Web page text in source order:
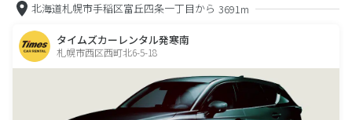
北海道札幌市手稲区富丘四条一丁目から 3691m
タイムズカーレンタル発寒南
札幌市西区西町北6-5-18